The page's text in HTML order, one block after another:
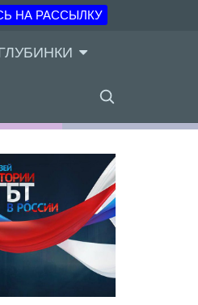
НА РАССЫЛКУ